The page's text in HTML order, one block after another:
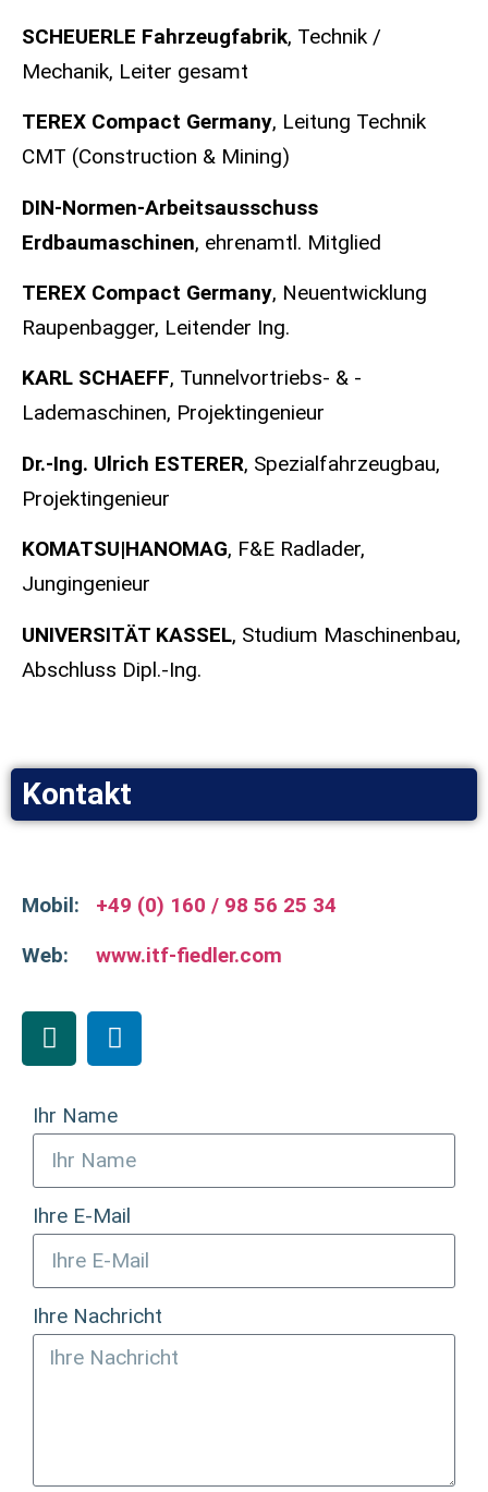
SCHEUERLE Fahrzeugfabrik, Technik /
Mechanik, Leiter gesamt
TEREX Compact Germany, Leitung Technik
CMT (Construction & Mining)
DIN-Normen-Arbeitsausschuss
Erdbaumaschinen, ehrenamtl. Mitglied
TEREX Compact Germany, Neuentwicklung
Raupenbagger, Leitender Ing.
KARL SCHAEFF, Tunnelvortriebs- & -
Lademaschinen, Projektingenieur
Dr.-Ing. Ulrich ESTERER, Spezialfahrzeugbau,
Projektingenieur
KOMATSU|HANOMAG, F&E Radlader,
Jungingenieur
UNIVERSITÄT KASSEL, Studium Maschinenbau,
Abschluss Dipl.-Ing.
Kontakt
Mobil: +49 (0) 160 / 98 56 25 34
Web: www.itf-fiedler.com
Ihr Name
Ihre E-Mail
Ihre Nachricht